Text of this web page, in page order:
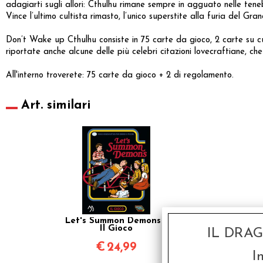
adagiarti sugli allori: Cthulhu rimane sempre in agguato nelle
Vince l’ultimo cultista rimasto, l’unico superstite alla furia del
Don’t Wake up Cthulhu consiste in 75 carte da gioco, 2 carte su
riportate anche alcune delle più celebri citazioni lovecraftiane,
All'interno troverete: 75 carte da gioco + 2 di regolamento.
Art. similari
Let's Summon Demons -
Il Gioco
€ 24,99
IL